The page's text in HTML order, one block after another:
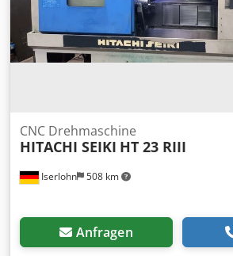
Iserlohn 508 km
CNC Drehmaschine
HITACHI SEIKI HT 23 RIII
Anfragen